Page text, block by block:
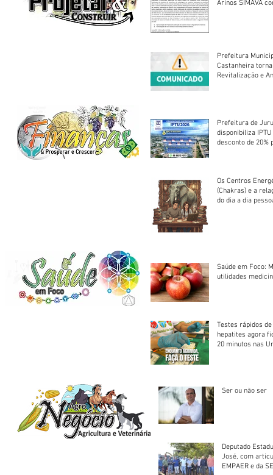
Arinos SIMAVA convoca à
Prefeitura
Castanheira
Revitalização e
Prefeitura de
disponibiliza
desconto de 20%
Os Centros
(Chakras) e a
do dia a dia
Saúde em Foco:
utilidades
Testes rápidos
hepatites agora
20 minutos nas
Ser ou não ser
Deputado
José, com
EMPAER e da